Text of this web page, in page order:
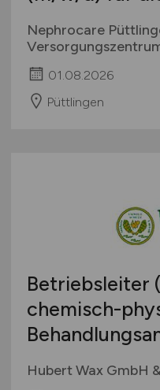
Nephrocare
01.08.2026
Püttlingen
Betriebsleiter
chemisch-
Hubert Wax GmbH